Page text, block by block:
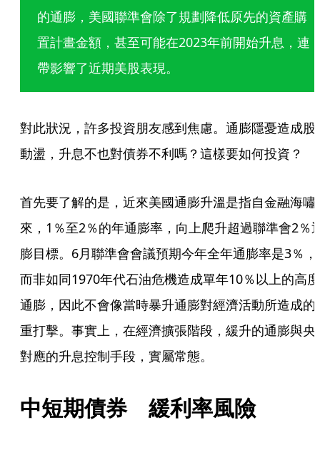
的通膨，美國聯準會除了規劃降低原先的資產購
置計畫金額，甚至可能在2023年前開始升息，連
帶影響了近期美股表現。
對此狀況，許多投資朋友感到焦慮。通膨隱憂造成股
動盪，升息不也對債券不利嗎？這樣要如何投資？
首先要了解的是，近來美國通膨升溫是指自金融海嘯
來，1％至2％的年通膨率，向上爬升超過聯準會2％
膨目標。6月聯準會會議預期今年全年通膨率是3％，
而非如同1970年代石油危機造成單年10％以上的高度
通膨，因此不會像當時暴升通膨對經濟活動所造成的
重打擊。事實上，在經濟擴張階段，緩升的通膨與央
對應的升息控制手段，實屬常態。
中短期債券　緩利率風險